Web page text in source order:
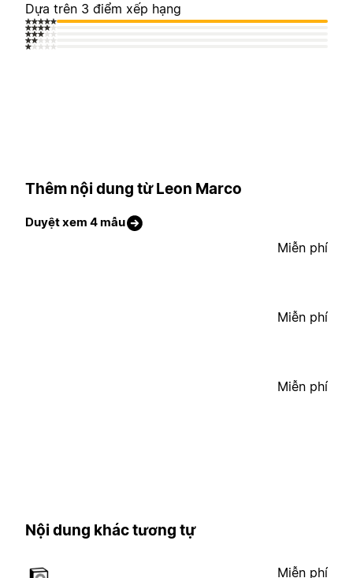
Dựa trên 3 điểm xếp hạng
Thêm nội dung từ Leon Marco
Duyệt xem 4 mẫu
Miễn phí
Miễn phí
Miễn phí
Nội dung khác tương tự
Miễn phí